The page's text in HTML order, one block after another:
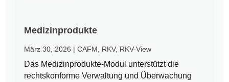
Medizinprodukte
März 30, 2026 |CAFM RKV, RKV-View
Das Medizinprodukte-Modul unterstützt die
rechtskonforme Verwaltung und Überwachung